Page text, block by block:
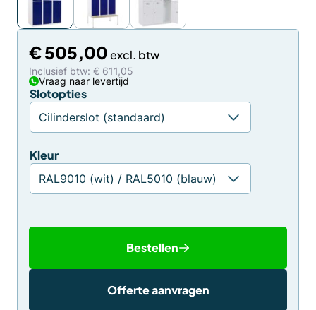
€505,00
Inclusief btw: € 611,05
Vraag naar levertijd
Slotopties
Kleur
Bestellen
Offerte aanvragen